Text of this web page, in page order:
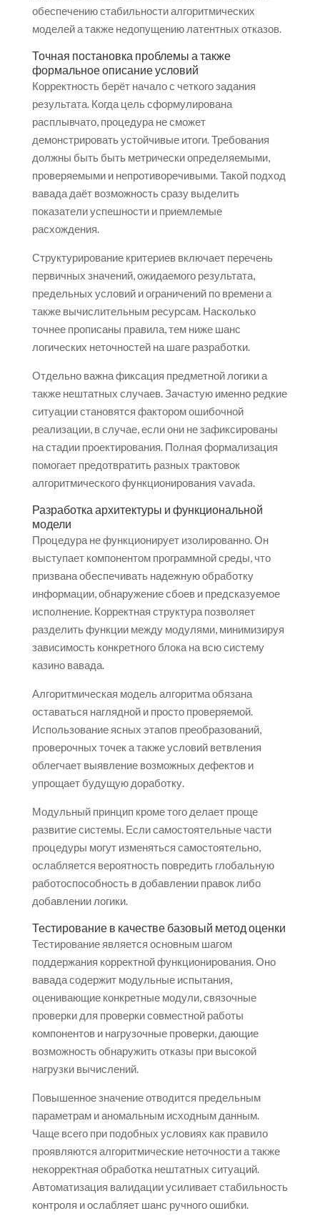
обеспечению стабильности алгоритмических
моделей а также недопущению латентных отказов.
Точная постановка проблемы а также
формальное описание условий
Корректность берёт начало с четкого задания
результата. Когда цель сформулирована
расплывчато, процедура не сможет
демонстрировать устойчивые итоги. Требования
должны быть быть метрически определяемыми,
проверяемыми и непротиворечивыми. Такой подход
вавада даёт возможность сразу выделить
показатели успешности и приемлемые
расхождения.
Структурирование критериев включает перечень
первичных значений, ожидаемого результата,
предельных условий и ограничений по времени а
также вычислительным ресурсам. Насколько
точнее прописаны правила, тем ниже шанс
логических неточностей на шаге разработки.
Отдельно важна фиксация предметной логики а
также нештатных случаев. Зачастую именно редкие
ситуации становятся фактором ошибочной
реализации, в случае, если они не зафиксированы
на стадии проектирования. Полная формализация
помогает предотвратить разных трактовок
алгоритмического функционирования vavada.
Разработка архитектуры и функциональной
модели
Процедура не функционирует изолированно. Он
выступает компонентом программной среды, что
призвана обеспечивать надежную обработку
информации, обнаружение сбоев и предсказуемое
исполнение. Корректная структура позволяет
разделить функции между модулями, минимизируя
зависимость конкретного блока на всю систему
казино вавада.
Алгоритмическая модель алгоритма обязана
оставаться наглядной и просто проверяемой.
Использование ясных этапов преобразований,
проверочных точек а также условий ветвления
облегчает выявление возможных дефектов и
упрощает будущую доработку.
Модульный принцип кроме того делает проще
развитие системы. Если самостоятельные части
процедуры могут изменяться самостоятельно,
ослабляется вероятность повредить глобальную
работоспособность в добавлении правок либо
добавлении логики.
Тестирование в качестве базовый метод оценки
Тестирование является основным шагом
поддержания корректной функционирования. Оно
вавада содержит модульные испытания,
оценивающие конкретные модули, связочные
проверки для проверки совместной работы
компонентов и нагрузочные проверки, дающие
возможность обнаружить отказы при высокой
нагрузки вычислений.
Повышенное значение отводится предельным
параметрам и аномальным исходным данным.
Чаще всего при подобных условиях как правило
проявляются алгоритмические неточности а также
некорректная обработка нештатных ситуаций.
Автоматизация валидации усиливает стабильность
контроля и ослабляет шанс ручного ошибки.